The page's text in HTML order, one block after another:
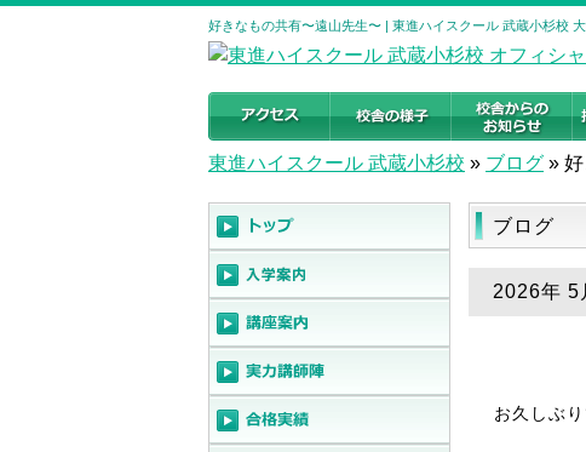
好きなもの共有〜遠山先生〜 | 東進ハイスクール 武蔵小杉校
東進ハイスクール 武蔵小杉校 » ブログ »
ブログ
2026年 5
お久しぶ